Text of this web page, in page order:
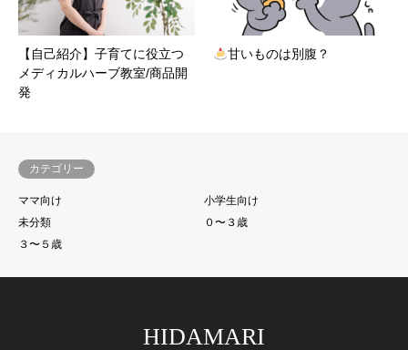
【自己紹介】子育てに役立つ
メディカルハーブ教室/商品開
発
甘いものは別腹？
カテゴリー
ママ向け
小学生向け
未分類
０〜３歳
３〜５歳
HIDAMARI